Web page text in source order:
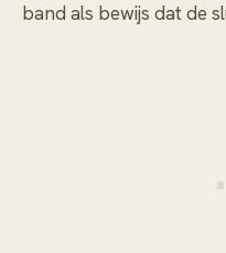
band als bewijs dat de